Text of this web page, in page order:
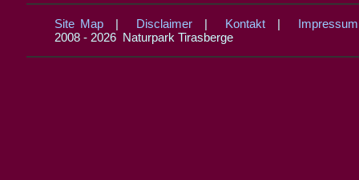
Site Map | Disclaimer | Kontakt | Impressum
2008 - 2026 Naturpark Tirasberge